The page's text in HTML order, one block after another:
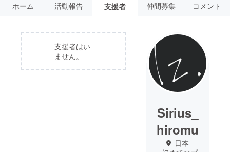
ホーム 活動報告 支援者 仲間募集 コメント
支援者はい
ません。
Sirius_
hiromu
日本